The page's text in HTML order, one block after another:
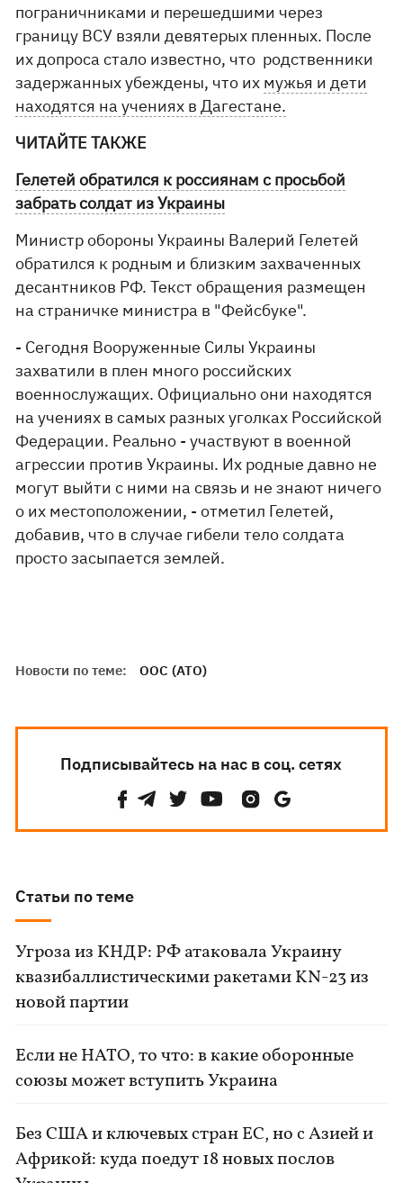
пограничниками и перешедшими через
границу ВСУ взяли девятерых пленных. После
их допроса стало известно, что родственники
задержанных убеждены, что их мужья и дети
находятся на учениях в Дагестане.
ЧИТАЙТЕ ТАКЖЕ
Гелетей обратился к россиянам с просьбой
забрать солдат из Украины
Министр обороны Украины Валерий Гелетей
обратился к родным и близким захваченных
десантников РФ. Текст обращения размещен
на страничке министра в "Фейсбуке".
- Сегодня Вооруженные Силы Украины
захватили в плен много российских
военнослужащих. Официально они находятся
на учениях в самых разных уголках Российской
Федерации. Реально - участвуют в военной
агрессии против Украины. Их родные давно не
могут выйти с ними на связь и не знают ничего
о их местоположении, - отметил Гелетей,
добавив, что в случае гибели тело солдата
просто засыпается землей.
Новости по теме: ООС (АТО)
Подписывайтесь на нас в соц. сетях
Статьи по теме
Угроза из КНДР: РФ атаковала Украину
квазибаллистическими ракетами KN-23 из
новой партии
Если не НАТО, то что: в какие оборонные
союзы может вступить Украина
Без США и ключевых стран ЕС, но с Азией и
Африкой: куда поедут 18 новых послов